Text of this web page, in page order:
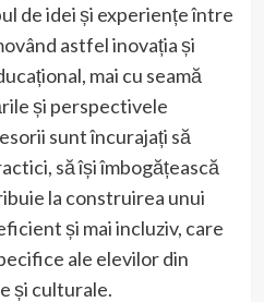
de idei și experiențe între
astfel inovația și
mai cu seamă
și perspectivele
sunt încurajați să
să își îmbogățească
la construirea unui
și mai incluziv, care
ale elevilor din
și culturale.